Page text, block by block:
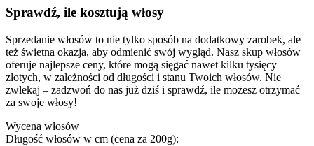
Sprawdź, ile kosztują włosy
Sprzedanie włosów to nie tylko sposób na dodatkowy zarobek, ale
też świetna okazja, aby odmienić swój wygląd. Nasz skup włosów
oferuje najlepsze ceny, które mogą sięgać nawet kilku tysięcy
złotych, w zależności od długości i stanu Twoich włosów. Nie
zwlekaj – zadzwoń do nas już dziś i sprawdź, ile możesz otrzymać
za swoje włosy!
Wycena włosów
Długość włosów w cm (cena za 200g):